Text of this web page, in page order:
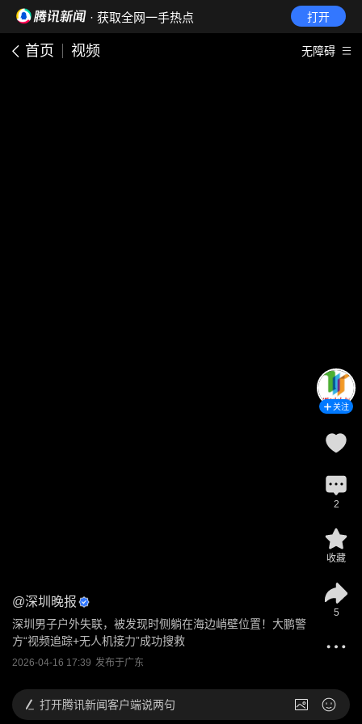
· 获取全网一手热点 打开
首页 视频 无障碍
@深圳晚报
深圳男子户外失联，被发现时侧躺在海边峭壁位置！大鹏警
方“视频追踪+无人机接力”成功搜救
2026-04-16 17:39 发布于广东
关注
2
收藏
5
打开腾讯新闻客户端说两句